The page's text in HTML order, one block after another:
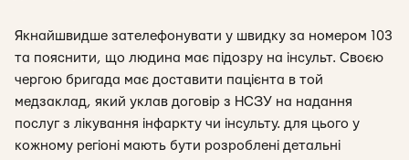
Якнайшвидше зателефонувати у швидку за номером 103
та пояснити, що людина має підозру на інсульт. Своєю
чергою бригада має доставити пацієнта в той
медзаклад, який уклав договір з НСЗУ на надання
послуг з лікування інфаркту чи інсульту. для цього у
кожному регіоні мають бути розроблені детальні